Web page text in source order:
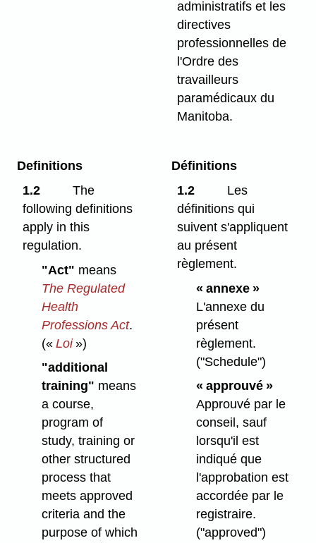
administratifs et les
directives
professionnelles de
l'Ordre des
travailleurs
paramédicaux du
Manitoba.
Definitions
1.2
The
following definitions
apply in this
regulation.
"Act" means
The Regulated
Health
Professions Act.
(« Loi»)
"additional
training" means
a course,
program of
study, training or
other structured
process that
meets approved
criteria and the
purpose of which
Définitions
1.2
Les
définitions qui
suivent s'appliquent
au présent
règlement.
« annexe »
L'annexe du
présent
règlement.
("Schedule")
« approuvé »
Approuvé par le
conseil, sauf
lorsqu'il est
indiqué que
l'approbation est
accordée par le
registraire.
("approved")